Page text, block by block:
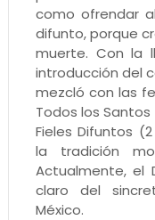
como ofrendar
difunto, porque
muerte. Con la
introducción del
mezcló con las
Todos los
Fieles Difuntos
la tradición
Actualmente, el
claro del
México.